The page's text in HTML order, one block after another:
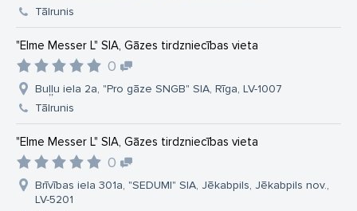
Tālrunis
"Elme Messer L" SIA, Gāzes tirdzniecības vieta
0
Buļļu iela 2a, "Pro gāze SNGB" SIA, Rīga, LV-1007
Tālrunis
"Elme Messer L" SIA, Gāzes tirdzniecības vieta
0
Brīvības iela 301a, "SEDUMI" SIA, Jēkabpils, Jēkabpils nov.,
LV-5201